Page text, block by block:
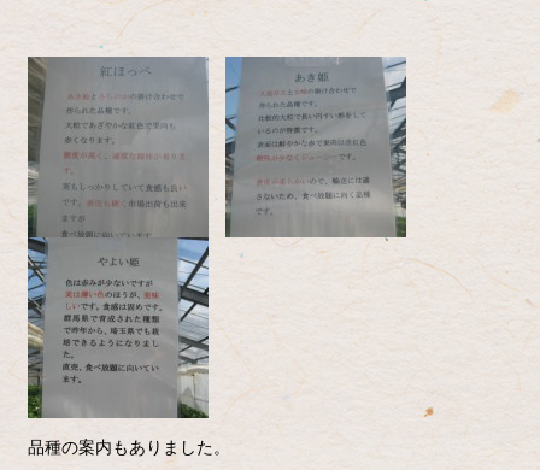
品種の案内もありました。